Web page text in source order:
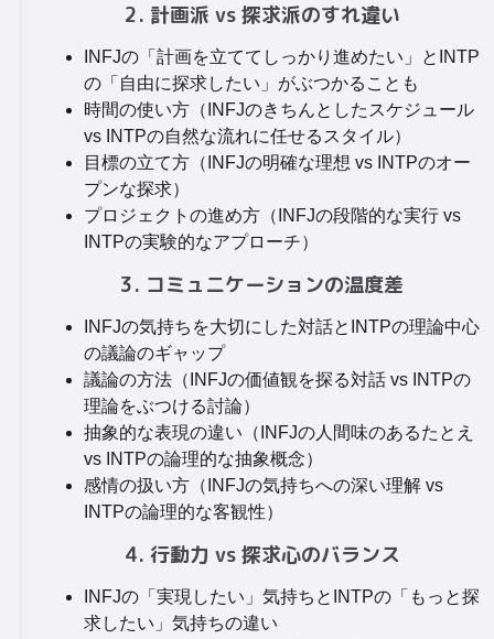
2. 計画派 vs 探求派のすれ違い
INFJの「計画を立ててしっかり進めたい」とINTP
の「自由に探求したい」がぶつかることも
時間の使い方（INFJのきちんとしたスケジュール
vs INTPの自然な流れに任せるスタイル）
目標の立て方（INFJの明確な理想 vs INTPのオー
プンな探求）
プロジェクトの進め方（INFJの段階的な実行 vs
INTPの実験的なアプローチ）
3. コミュニケーションの温度差
INFJの気持ちを大切にした対話とINTPの理論中心
の議論のギャップ
議論の方法（INFJの価値観を探る対話 vs INTPの
理論をぶつける討論）
抽象的な表現の違い（INFJの人間味のあるたとえ
vs INTPの論理的な抽象概念）
感情の扱い方（INFJの気持ちへの深い理解 vs
INTPの論理的な客観性）
4. 行動力 vs 探求心のバランス
INFJの「実現したい」気持ちとINTPの「もっと探
求したい」気持ちの違い